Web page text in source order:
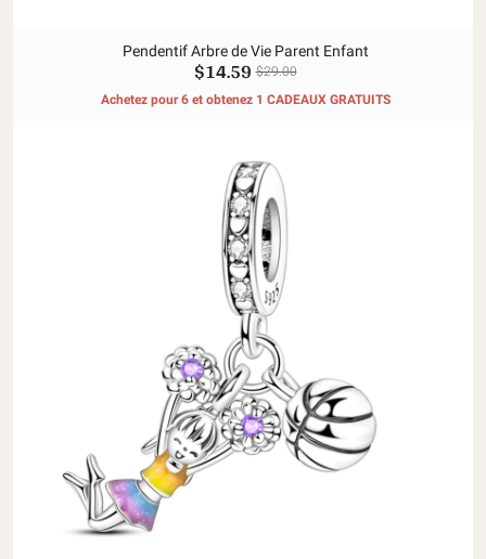
Pendentif Arbre de Vie Parent Enfant
$14.59 $29.00
Achetez pour 6 et obtenez 1 CADEAUX GRATUITS